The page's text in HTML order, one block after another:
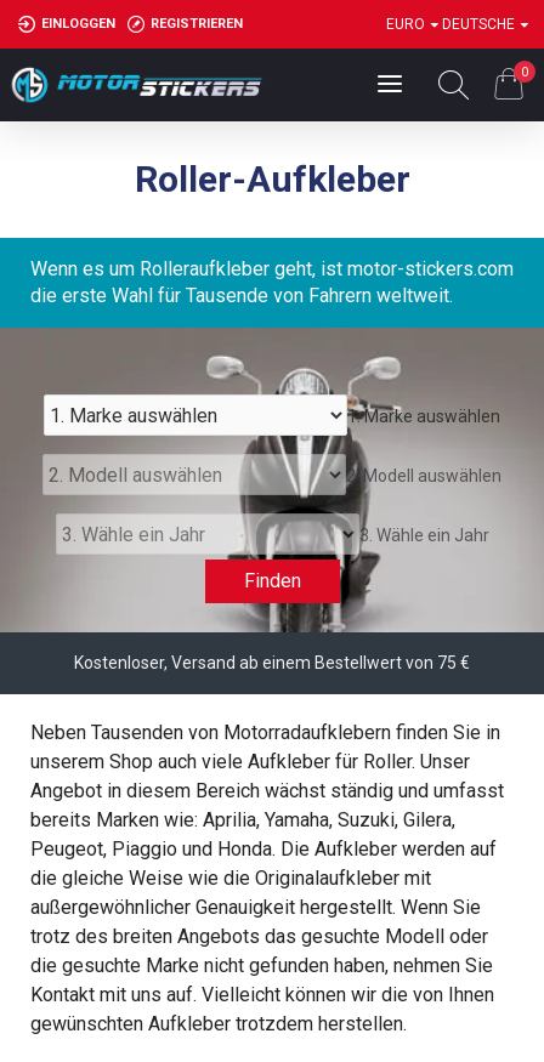
EINLOGGEN REGISTRIEREN EURO DEUTSCHE
0
Roller-Aufkleber
Wenn es um Rolleraufkleber geht, ist motor-stickers.com
die erste Wahl für Tausende von Fahrern weltweit.
1. Marke auswählen
2. Modell auswählen
3. Wähle ein Jahr
Finden
Kostenloser, Versand ab einem Bestellwert von 75 €
Neben Tausenden von Motorradaufklebern finden Sie in
unserem Shop auch viele Aufkleber für Roller. Unser
Angebot in diesem Bereich wächst ständig und umfasst
bereits Marken wie: Aprilia, Yamaha, Suzuki, Gilera,
Peugeot, Piaggio und Honda. Die Aufkleber werden auf
die gleiche Weise wie die Originalaufkleber mit
außergewöhnlicher Genauigkeit hergestellt. Wenn Sie
trotz des breiten Angebots das gesuchte Modell oder
die gesuchte Marke nicht gefunden haben, nehmen Sie
Kontakt mit uns auf. Vielleicht können wir die von Ihnen
gewünschten Aufkleber trotzdem herstellen.